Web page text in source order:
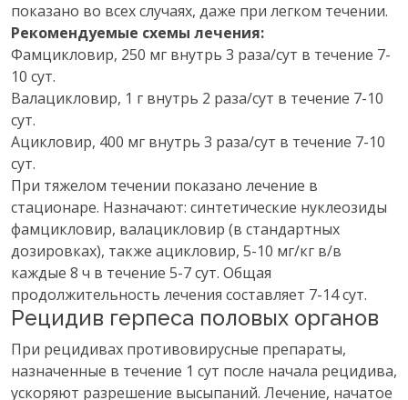
показано во всех случаях, даже при легком течении.
Рекомендуемые схемы лечения:
Фамцикловир, 250 мг внутрь 3 раза/сут в течение 7-
10 сут.
Валацикловир, 1 г внутрь 2 раза/сут в течение 7-10
сут.
Ацикловир, 400 мг внутрь 3 раза/сут в течение 7-10
сут.
При тяжелом течении показано лечение в
стационаре. Назначают: синтетические нуклеозиды
фамцикловир, валацикловир (в стандартных
дозировках), также ацикловир, 5-10 мг/кг в/в
каждые 8 ч в течение 5-7 сут. Общая
продолжительность лечения составляет 7-14 сут.
Рецидив герпеса половых органов
При рецидивах противовирусные препараты,
назначенные в течение 1 сут после начала рецидива,
ускоряют разрешение высыпаний. Лечение, начатое